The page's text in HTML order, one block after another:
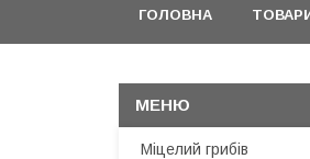
ГОЛОВНА
Міцелий грибів